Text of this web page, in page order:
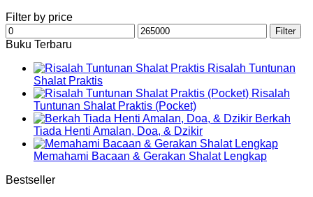
Filter by price
Min
price
Max
price
Filter
Buku Terbaru
Risalah Tuntunan
Shalat Praktis
Risalah
Tuntunan Shalat Praktis (Pocket)
Berkah
Tiada Henti Amalan, Doa, & Dzikir
Memahami Bacaan & Gerakan Shalat Lengkap
Bestseller